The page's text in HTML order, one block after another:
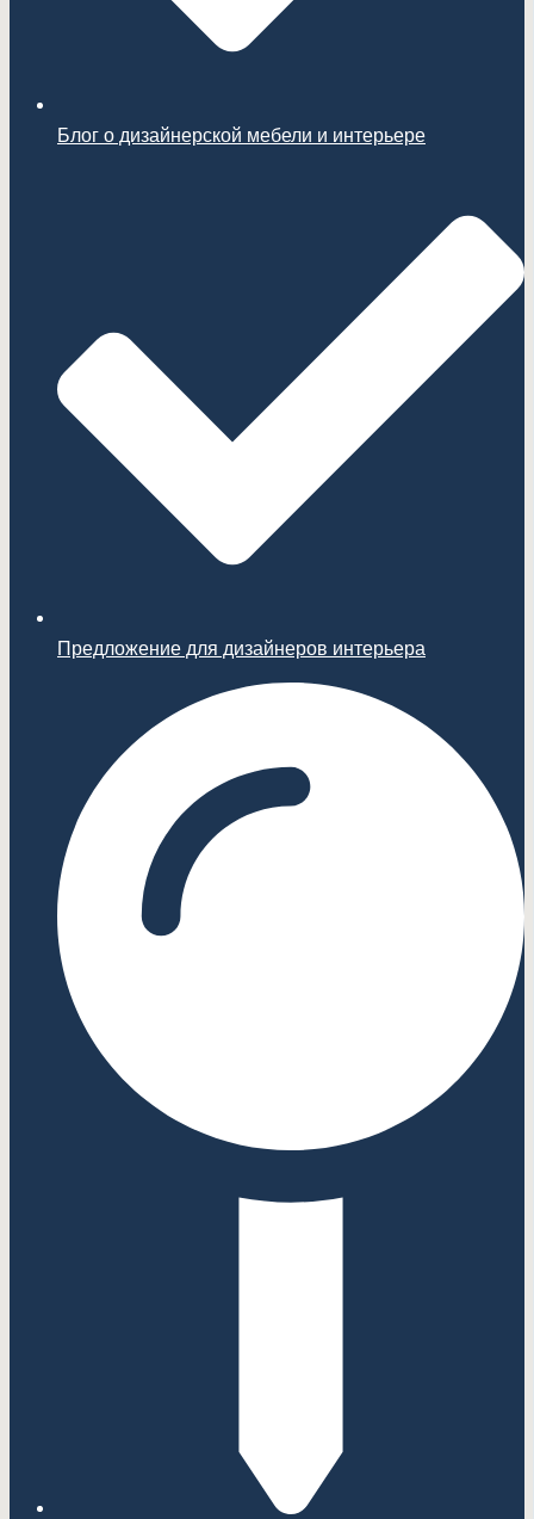
Блог о дизайнерской мебели и интерьере
Предложение для дизайнеров интерьера